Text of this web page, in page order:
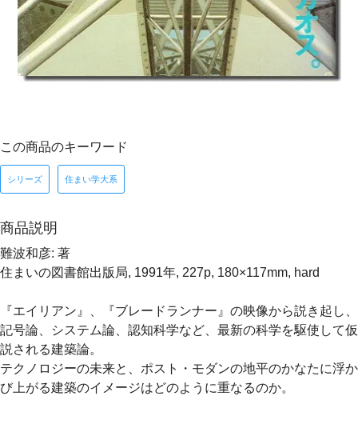
この商品のキーワード
シリーズ 住まい学大系
商品説明
難波和彦: 著
住まいの図書館出版局, 1991年, 227p, 180×117mm, hard
『エイリアン』、『ブレードランナー』の映像から説き起し、
記号論、システム論、認知科学など、最新の科学を駆使して仮
説される建築論。
テクノロジーの未来と、ポスト・モダンの地平のかなたに浮か
び上がる建築のイメージはどのように重なるのか。